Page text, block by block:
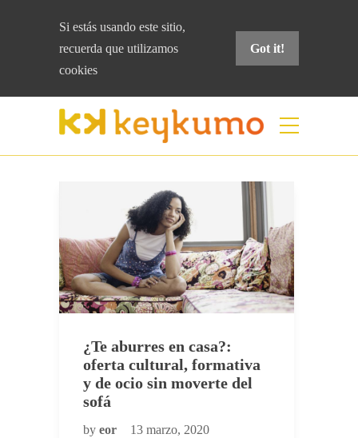
Si estás usando este sitio,
recuerda que utilizamos
cookies
Got it!
Home yo k se tio xdxd
¿Te aburres en casa?:
oferta cultural, formativa
y de ocio sin moverte del
sofá
by eor 13 marzo, 2020